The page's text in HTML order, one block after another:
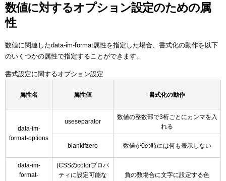
数値に対するオプション設定のための属
性
数値に関連したdata-im-format属性を指定した場合、書式化の動作を以下
のいくつかの属性で指定することができます。
書式設定に関するオプション設定
属性名 属性値 書式化の動作
data-im-
format-options
useseparator
数値の整数部で3桁ごとにカンマを入
れる
blankifzero 数値が0の時には何も表示しない
data-im-
format-
(CSSのcolorプロパ
ティに設定可能な
負の数場合に文字に設定する色